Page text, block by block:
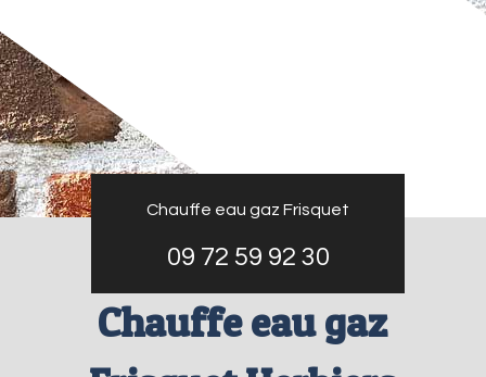
Chauffe eau gaz Frisquet
09 72 59 92 30
Chauffe eau gaz